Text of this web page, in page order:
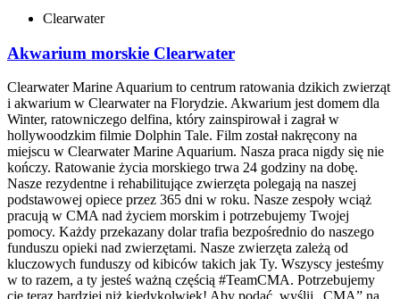
Clearwater
Akwarium morskie Clearwater
Clearwater Marine Aquarium to centrum ratowania dzikich zwierząt
i akwarium w Clearwater na Florydzie. Akwarium jest domem dla
Winter, ratowniczego delfina, który zainspirował i zagrał w
hollywoodzkim filmie Dolphin Tale. Film został nakręcony na
miejscu w Clearwater Marine Aquarium. Nasza praca nigdy się nie
kończy. Ratowanie życia morskiego trwa 24 godziny na dobę.
Nasze rezydentne i rehabilitujące zwierzęta polegają na naszej
podstawowej opiece przez 365 dni w roku. Nasze zespoły wciąż
pracują w CMA nad życiem morskim i potrzebujemy Twojej
pomocy. Każdy przekazany dolar trafia bezpośrednio do naszego
funduszu opieki nad zwierzętami. Nasze zwierzęta zależą od
kluczowych funduszy od kibiców takich jak Ty. Wszyscy jesteśmy
w to razem, a ty jesteś ważną częścią #TeamCMA. Potrzebujemy